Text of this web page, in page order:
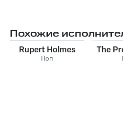
Похожие
Rupert Holmes
Поп
The